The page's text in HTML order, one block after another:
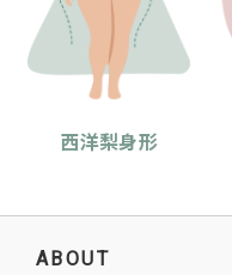
西洋梨身形
ABOUT